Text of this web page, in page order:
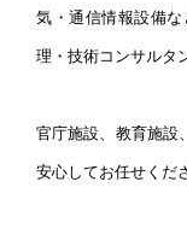
気・通信情報設備
理・技術コンサルタ
官庁施設、教育施設
安心してお任せくだ